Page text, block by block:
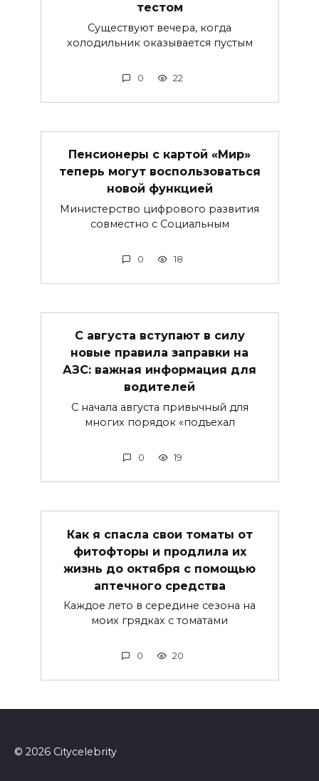
тестом
Существуют вечера, когда
холодильник оказывается пустым
0 22
Пенсионеры с картой «Мир»
теперь могут воспользоваться
новой функцией
Министерство цифрового развития
совместно с Социальным
0 18
С августа вступают в силу
новые правила заправки на
АЗС: важная информация для
водителей
С начала августа привычный для
многих порядок «подъехал
0 19
Как я спасла свои томаты от
фитофторы и продлила их
жизнь до октября с помощью
аптечного средства
Каждое лето в середине сезона на
моих грядках с томатами
0 20
© 2026 Сitycelebrity